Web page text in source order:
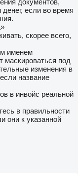
если во время
скорее всего,
именем
маскироваться под
изменения в
название
в инвойс реальной
в правильности
они к указанной